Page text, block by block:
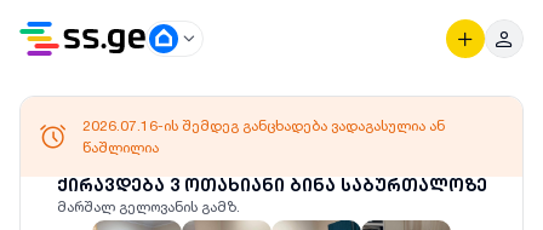
ქირავდება 3 ოთახიანი ბინა საბურთალოზე
მარშალ გელოვანის გამზ.
2026.07.16-ის შემდეგ განცხადება ვადაგასულია ან
წაშლილია